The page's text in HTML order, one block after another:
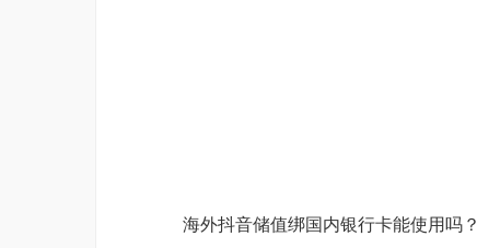
海外抖音储值绑国内银行卡能使用吗？